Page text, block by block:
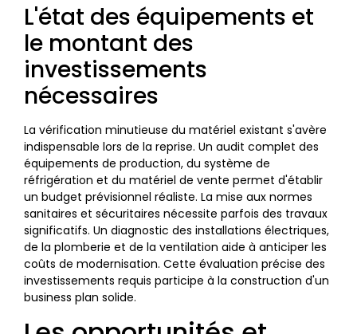
L'état des équipements et
le montant des
investissements
nécessaires
La vérification minutieuse du matériel existant s'avère
indispensable lors de la reprise. Un audit complet des
équipements de production, du système de
réfrigération et du matériel de vente permet d'établir
un budget prévisionnel réaliste. La mise aux normes
sanitaires et sécuritaires nécessite parfois des travaux
significatifs. Un diagnostic des installations électriques,
de la plomberie et de la ventilation aide à anticiper les
coûts de modernisation. Cette évaluation précise des
investissements requis participe à la construction d'un
business plan solide.